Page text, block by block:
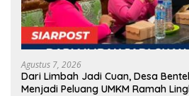
Agustus 7, 2026
Dari Limbah Jadi Cuan, Desa
Menjadi Peluang UMKM Ramah